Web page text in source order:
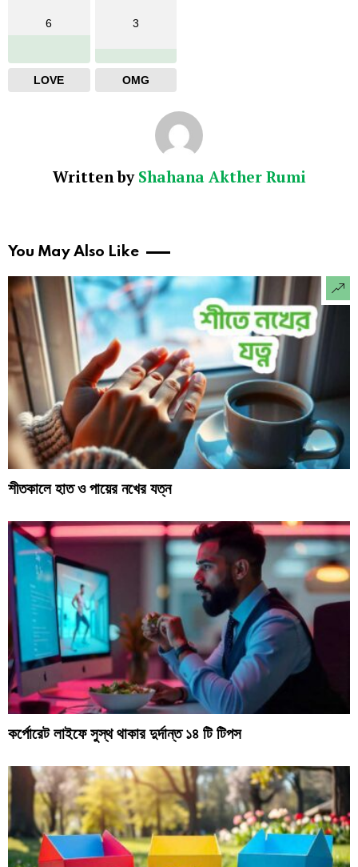
6
LOVE
3
OMG
Written by Shahana Akther Rumi
You May Also Like
শীতকালে হাত ও পায়ের নখের যত্ন
কর্পোরেট লাইফে সুস্থ থাকার দুর্দান্ত ১৪ টি টিপস